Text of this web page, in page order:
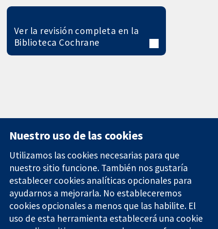
Ver la revisión completa en la
Biblioteca Cochrane
Evidencia fiable.
Decisiones
informadas.
Mejor salud.
11-13 Cavendish
Square
Londres
W1G 0AN
Reino Unido
Contacto
Noticias
Prensa
Sobre
nosotros
Empleo
Nuestro uso de las cookies
Utilizamos las cookies necesarias para que
nuestro sitio funcione. También nos gustaría
establecer cookies analíticas opcionales para
ayudarnos a mejorarla. No estableceremos
cookies opcionales a menos que las habilite. El
uso de esta herramienta establecerá una cookie